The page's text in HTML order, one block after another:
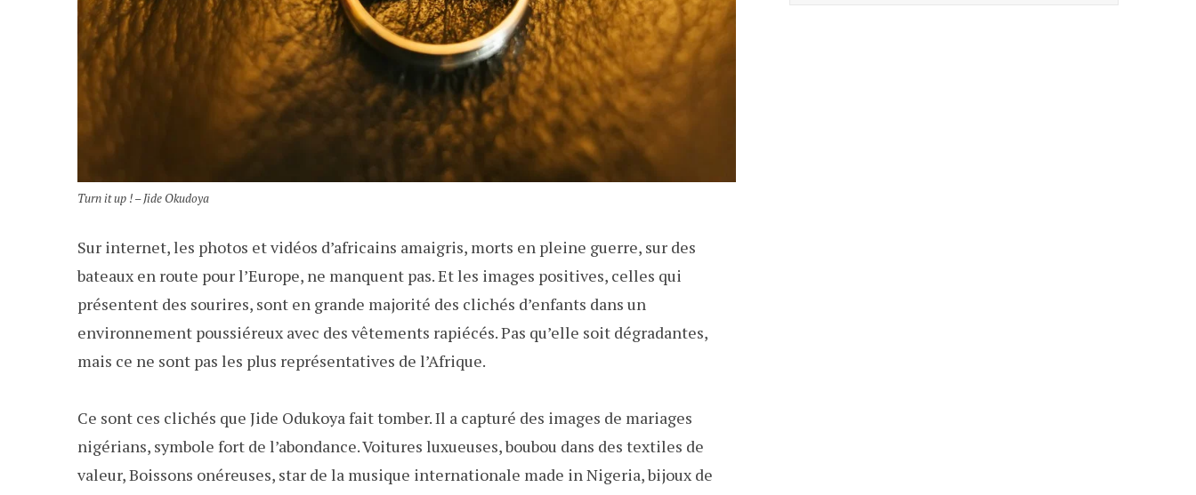
Turn it up ! – Jide Okudoya
Sur internet, les photos et vidéos d’africains amaigris, morts en pleine guerre, sur des
bateaux en route pour l’Europe, ne manquent pas. Et les images positives, celles qui
présentent des sourires, sont en grande majorité des clichés d’enfants dans un
environnement poussiéreux avec des vêtements rapiécés. Pas qu’elle soit dégradantes,
mais ce ne sont pas les plus représentatives de l’Afrique.
Ce sont ces clichés que Jide Odukoya fait tomber. Il a capturé des images de mariages
nigérians, symbole fort de l’abondance. Voitures luxueuses, boubou dans des textiles de
valeur, Boissons onéreuses, star de la musique internationale made in Nigeria, bijoux de